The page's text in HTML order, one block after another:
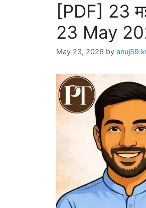
[PDF] 23
23 May
May 23, 2026 by